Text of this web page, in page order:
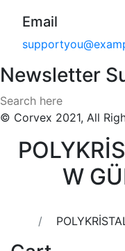
Email
Newsletter
© Corvex 2021, All
W